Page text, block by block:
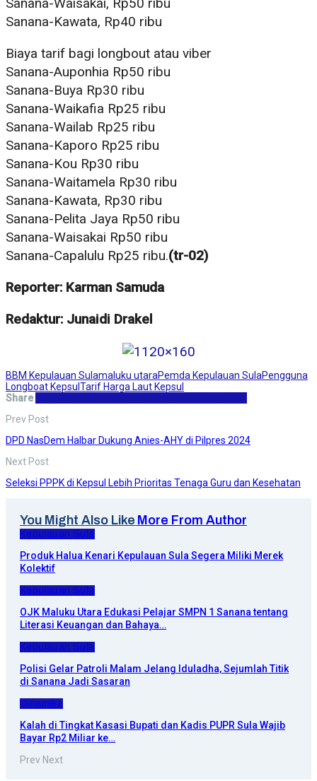
Sanana-Kawata, Rp40 ribu
Biaya tarif bagi longbout atau viber
Sanana-Auponhia Rp50 ribu
Sanana-Buya Rp30 ribu
Sanana-Waikafia Rp25 ribu
Sanana-Wailab Rp25 ribu
Sanana-Kaporo Rp25 ribu
Sanana-Kou Rp30 ribu
Sanana-Waitamela Rp30 ribu
Sanana-Kawata, Rp30 ribu
Sanana-Pelita Jaya Rp50 ribu
Sanana-Waisakai Rp50 ribu
Sanana-Capalulu Rp25 ribu.(tr-02)
Reporter: Karman Samuda
Redaktur: Junaidi Drakel
BBM Kepulauan Sulamaluku utaraPemda Kepulauan SulaPengguna
Longboat Kepsul Tarif Harga Laut Kepsul
Share
Prev Post
DPD NasDem Halbar Dukung Anies-AHY di Pilpres 2024
Next Post
Seleksi PPPK di Kepsul Lebih Prioritas Tenaga Guru dan Kesehatan
You Might Also Like More From Author
Kepulauan Sula
Produk Halua Kenari Kepulauan Sula Segera Miliki Merek
Kolektif
Kepulauan Sula
OJK Maluku Utara Edukasi Pelajar SMPN 1 Sanana tentang
Literasi Keuangan dan Bahaya…
Kepulauan Sula
Polisi Gelar Patroli Malam Jelang Iduladha, Sejumlah Titik
di Sanana Jadi Sasaran
Dinamika
Kalah di Tingkat Kasasi Bupati dan Kadis PUPR Sula Wajib
Bayar Rp2 Miliar ke…
Prev Next